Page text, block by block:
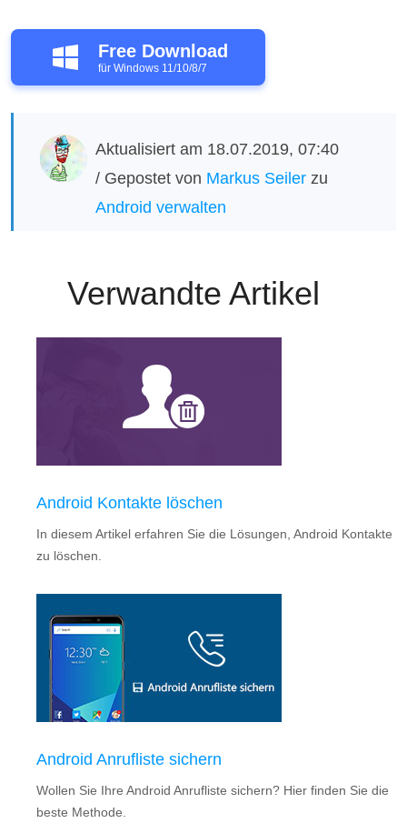
Free Download
für Windows 11/10/8/7
Aktualisiert am 18.07.2019, 07:40
/ Gepostet von Markus Seiler zu
Android verwalten
Verwandte Artikel
Android Kontakte löschen
In diesem Artikel erfahren Sie die Lösungen, Android Kontakte
zu löschen.
Android Anrufliste sichern
Wollen Sie Ihre Android Anrufliste sichern? Hier finden Sie die
beste Methode.